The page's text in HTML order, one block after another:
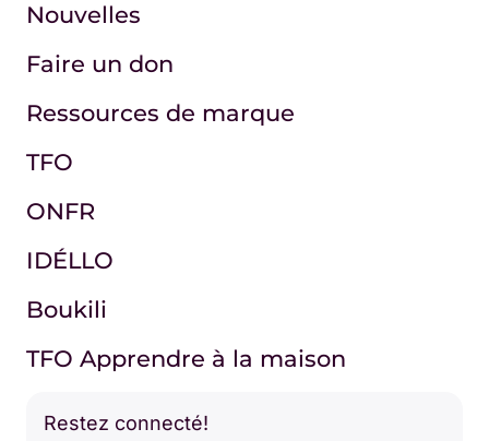
Nouvelles
Faire un don
Ressources de marque
TFO
ONFR
IDÉLLO
Boukili
TFO Apprendre à la maison
Restez connecté!